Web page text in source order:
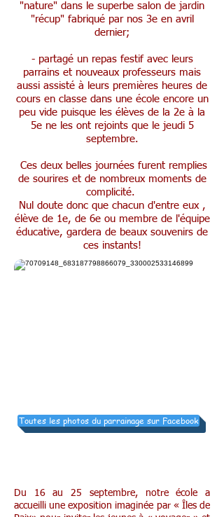
"nature" dans le superbe salon de jardin
"récup" fabriqué par nos 3e en avril
dernier;
- partagé un repas festif avec leurs
parrains et nouveaux professeurs mais
aussi assisté à leurs premières heures de
cours en classe dans une école encore un
peu vide puisque les élèves de la 2e à la
5e ne les ont rejoints que le jeudi 5
septembre.
​ Ces deux belles journées furent remplies
de sourires et de nombreux moments de
complicité. ​
Nul doute donc que chacun d'entre eux ,
élève de 1e, de 6e ou membre de l'équipe
éducative, gardera de beaux souvenirs de
ces instants!
Toutes les photos du parrainage sur Facebook
Du 16 au 25 septembre, notre école a
accueilli une exposition imaginée par « Îles de